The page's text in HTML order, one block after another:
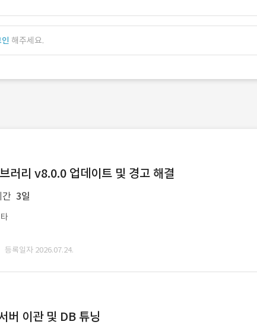
해주세요.
러리 v8.0.0 업데이트 및 경고 해결
간 3일
등록일자 2026.07.24.
버 이관 및 DB 튜닝